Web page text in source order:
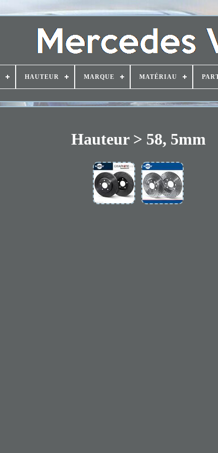
HAUTEUR MARQUE MATÉRIAU
Hauteur > 58, 5mm